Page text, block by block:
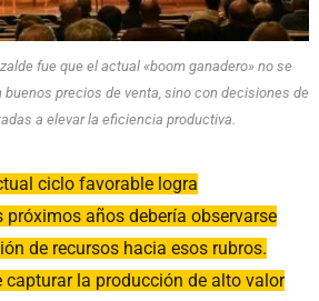
fue que el actual «boom ganadero» no se
precios de venta, sino con decisiones de
a elevar la eficiencia productiva.
ciclo favorable logra
próximos años debería observarse
de recursos hacia esos rubros.
capturar la producción de alto valor